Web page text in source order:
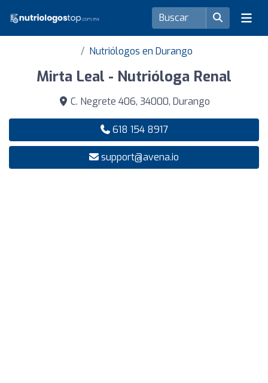
Nutriólogos en Durango
Mirta Leal - Nutrióloga Renal
C. Negrete 406, 34000, Durango
618 154 8917
support@avena.io